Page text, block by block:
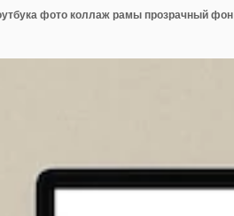
фото коллаж рамы прозрачный фон